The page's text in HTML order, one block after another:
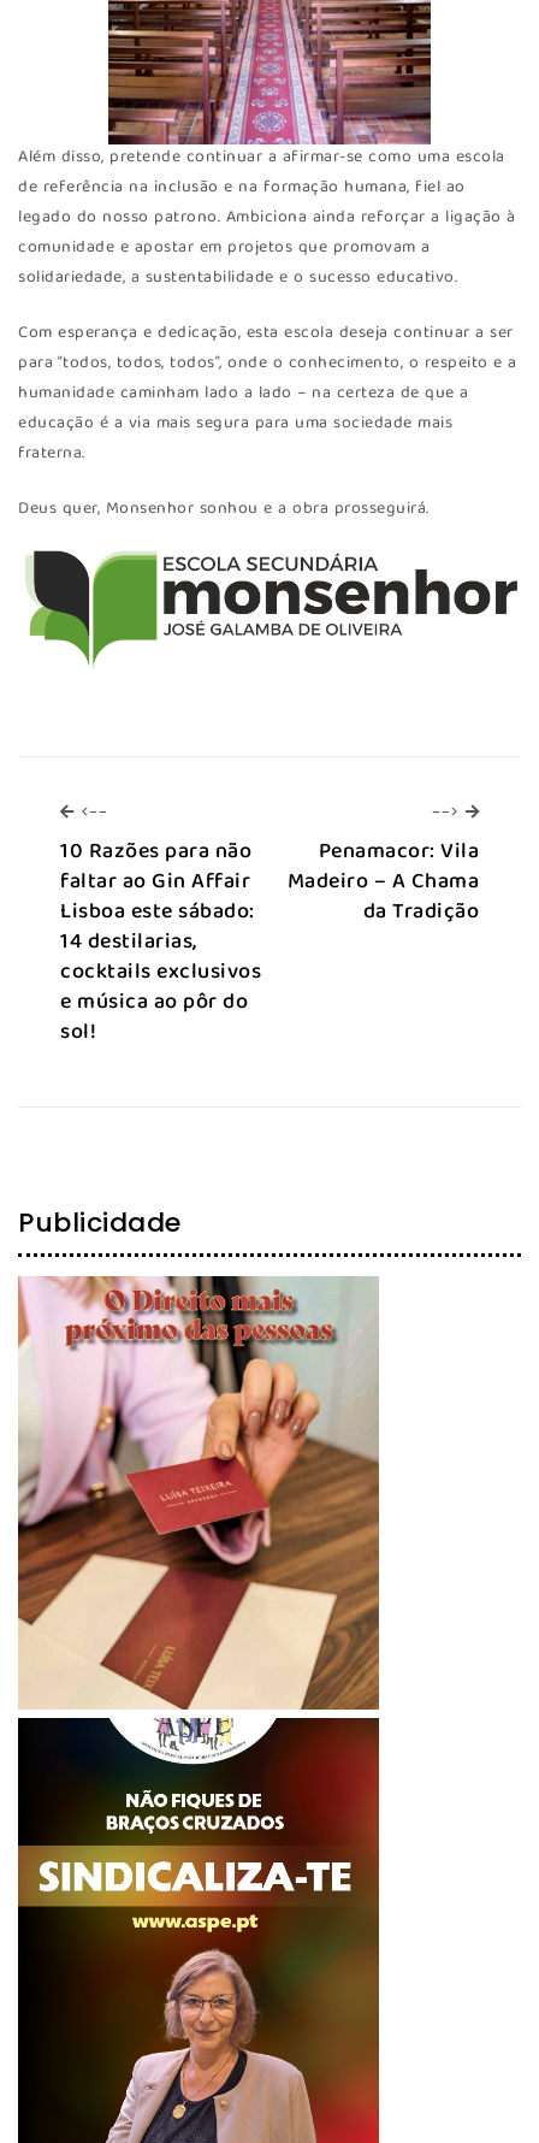
Além disso, pretende continuar a afirmar-se como uma escola
de referência na inclusão e na formação humana, fiel ao
legado do nosso patrono. Ambiciona ainda reforçar a ligação à
comunidade e apostar em projetos que promovam a
solidariedade, a sustentabilidade e o sucesso educativo.
Com esperança e dedicação, esta escola deseja continuar a ser
para “todos, todos, todos”, onde o conhecimento, o respeito e a
humanidade caminham lado a lado – na certeza de que a
educação é a via mais segura para uma sociedade mais
fraterna.
Deus quer, Monsenhor sonhou e a obra prosseguirá.
<--
10 Razões para não
faltar ao Gin Affair
Lisboa este sábado:
14 destilarias,
cocktails exclusivos
e música ao pôr do
sol!
--> -->
Penamacor: Vila
Madeiro – A Chama
da Tradição
Publicidade